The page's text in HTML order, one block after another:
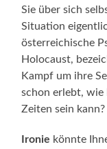
Sie über sich
Situation
österreichische
Holocaust,
Kampf um ihre
schon erlebt, wie
Zeiten sein kann?
Ironie könnte